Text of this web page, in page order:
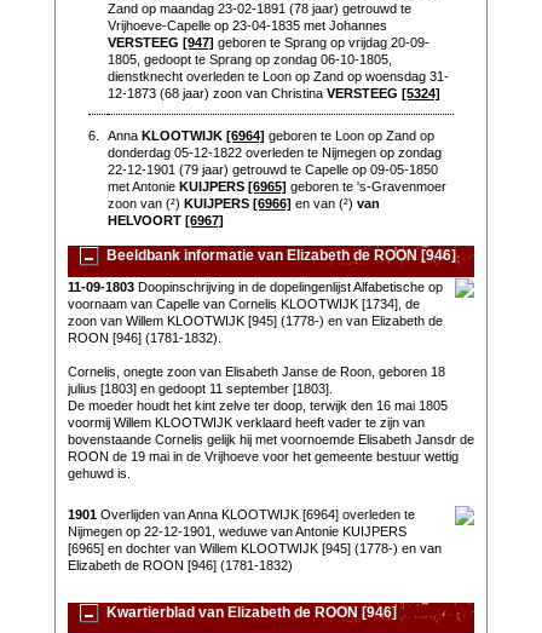
Zand op maandag 23-02-1891 (78 jaar) getrouwd te
Vrijhoeve-Capelle op 23-04-1835 met Johannes
VERSTEEG [947] geboren te Sprang op vrijdag 20-09-
1805, gedoopt te Sprang op zondag 06-10-1805,
dienstknecht overleden te Loon op Zand op woensdag 31-
12-1873 (68 jaar) zoon van ChristinaVERSTEEG [5324]
6. AnnaKLOOTWIJK [6964] geboren te Loon op Zand op
donderdag 05-12-1822 overleden te Nijmegen op zondag
22-12-1901 (79 jaar) getrouwd te Capelle op 09-05-1850
met AntonieKUIJPERS [6965] geboren te 's-Gravenmoer
zoon van (²)KUIJPERS [6966] en van (²)van
HELVOORT [6967]
Beeldbank informatie van Elizabeth de ROON [946]
11-09-1803 Doopinschrijving in de dopelingenlijst Alfabetische op
voornaam van Capelle van Cornelis KLOOTWIJK [1734], de
zoon van Willem KLOOTWIJK [945] (1778-) en van Elizabeth de
ROON [946] (1781-1832).
Cornelis, onegte zoon van Elisabeth Janse de Roon, geboren 18
julius [1803] en gedoopt 11 september [1803].
De moeder houdt het kint zelve ter doop, terwijk den 16 mai 1805
voormij Willem KLOOTWIJK verklaard heeft vader te zijn van
bovenstaande Cornelis gelijk hij met voornoemde Elisabeth Jansdr de
ROON de 19 mai in de Vrijhoeve voor het gemeente bestuur wettig
gehuwd is.
1901Overlijden van Anna KLOOTWIJK [6964] overleden te
Nijmegen op 22-12-1901, weduwe van Antonie KUIJPERS
[6965] en dochter van Willem KLOOTWIJK [945] (1778-) en van
Elizabeth de ROON [946] (1781-1832)
Kwartierblad van Elizabeth de ROON [946]